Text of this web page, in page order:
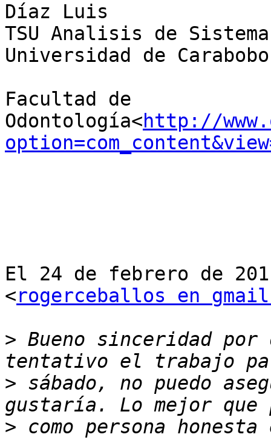
Díaz Luis
TSU Analisis de
Universidad de Carabobo
Facultad de
Odontología<http://
El 24 de febrero de
<rogerceballos en
> Bueno sinceridad
> sábado, no puedo
> como persona